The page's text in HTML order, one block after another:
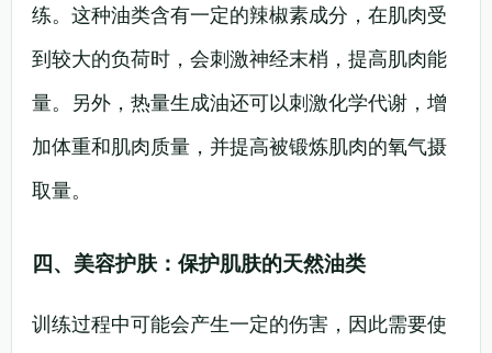
练。这种油类含有一定的辣椒素成分，在肌肉受
到较大的负荷时，会刺激神经末梢，提高肌肉能
量。另外，热量生成油还可以刺激化学代谢，增
加体重和肌肉质量，并提高被锻炼肌肉的氧气摄
取量。
四、美容护肤：保护肌肤的天然油类
训练过程中可能会产生一定的伤害，因此需要使